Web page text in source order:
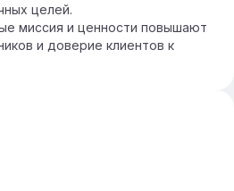
целей.
миссия и ценности повышают
и доверие клиентов к